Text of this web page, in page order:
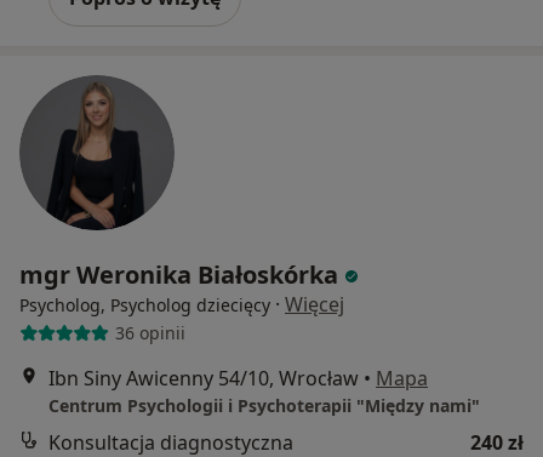
mgr Weronika Białoskórka
Psycholog, Psycholog dziecięcy · Więcej
36 opinii
Ibn Siny Awicenny 54/10, Wrocław • Mapa
Centrum Psychologii i Psychoterapii "Między nami"
Konsultacja diagnostyczna
240 zł